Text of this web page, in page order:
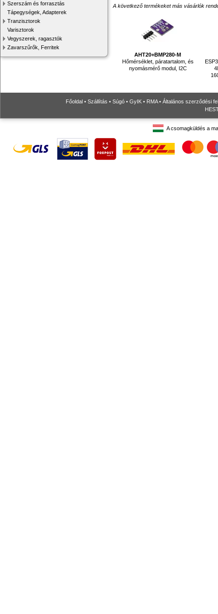
Szerszám és forrasztás
Tápegységek, Adapterek
Tranzisztorok
Varisztorok
Vegyszerek, ragasztók
Zavarszűrők, Ferritek
A következő termékeket más vásárlók
AHT20+BMP280-M
Hőmérséklet, páratartalom, és
nyomásmérő modul, I2C
Főoldal • Szállítás • Súgó • GyIK • RMA• Általános szerződési
A csomagküldés a